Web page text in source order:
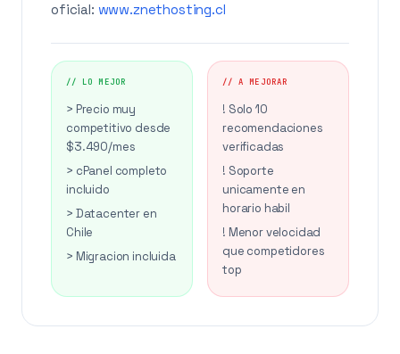
oficial: www.znethosting.cl
// LO MEJOR
> Precio muy
competitivo desde
$3.490/mes
> cPanel completo
incluido
> Datacenter en
Chile
> Migracion incluida
// A MEJORAR
! Solo 10
recomendaciones
verificadas
! Soporte
unicamente en
horario habil
! Menor velocidad
que competidores
top